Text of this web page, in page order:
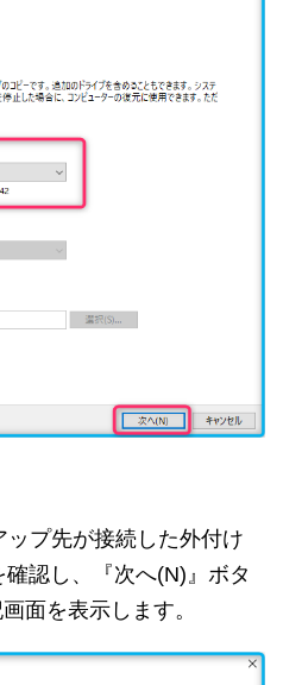
ップ先が接続した外付け
認し、『次へ(N)』ボタ
面を表示します。